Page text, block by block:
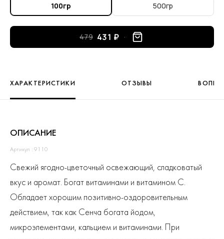
100гр 500гр
479 431 ₽
ХАРАКТЕРИСТИКИ ОТЗЫВЫ
ОПИСАНИЕ
Артикул : 9110
Свежий ягодно-цветочный освежающий, сладковатый
вкус и аромат. Богат витаминами и витамином С.
Обладает хорошим позитивно-оздоровительным
действием, так как Сенча богата йодом,
микроэлементами, кальцием и витаминами. При